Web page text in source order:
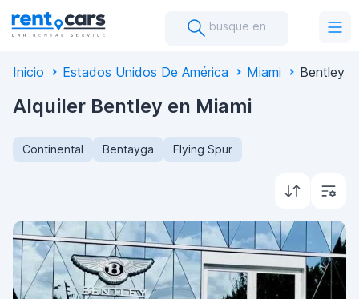
busque en
Inicio Estados Unidos De América Miami Bentley
Alquiler Bentley en Miami
Continental Bentayga Flying Spur